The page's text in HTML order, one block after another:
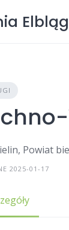
Elbląg
Powiat
2025-01-17